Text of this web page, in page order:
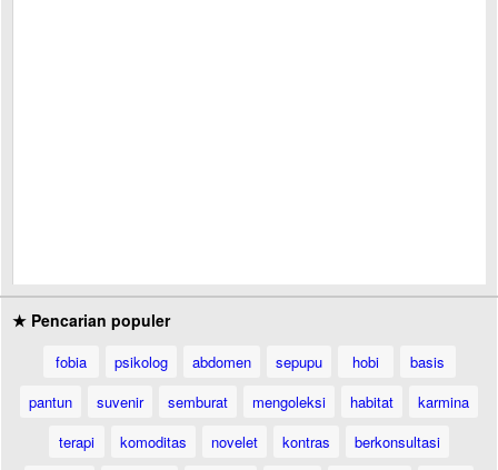
★ Pencarian populer
fobia psikolog abdomen sepupu hobi
basis
pantun
suvenir semburat mengoleksi habitat
karmina
terapi
komoditas novelet kontras
berkonsultasi